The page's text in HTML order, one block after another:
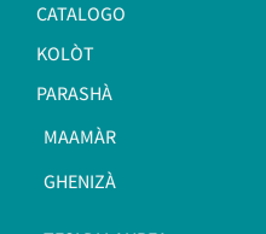
CATALOGO
KOLÒT
PARASHÀ
MAAMÀR
GHENIZÀ